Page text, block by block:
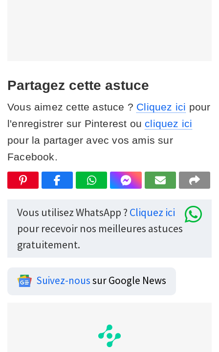
Partagez cette astuce
Vous aimez cette astuce ? Cliquez ici pour
l'enregistrer sur Pinterest ou cliquez ici
pour la partager avec vos amis sur
Facebook.
Vous utilisez WhatsApp ? Cliquez ici
pour recevoir nos meilleures astuces
gratuitement.
Suivez-noussur Google News